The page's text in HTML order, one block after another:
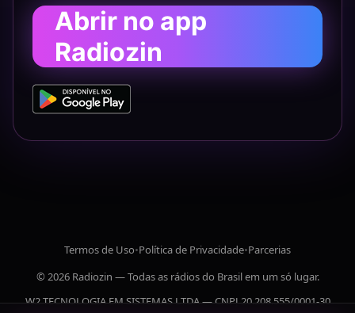
Abrir no app
Radiozin
Termos de Uso•Política de Privacidade•Parcerias
© 2026 Radiozin — Todas as rádios do Brasil em um só lugar.
W2 TECNOLOGIA EM SISTEMAS LTDA — CNPJ 20.208.555/0001-30